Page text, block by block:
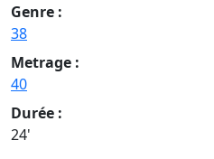
Genre :
38
Metrage :
40
Durée :
24'